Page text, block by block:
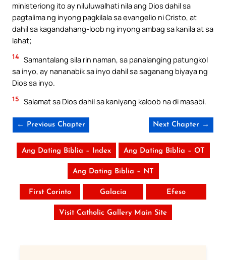
ministeriong ito ay niluluwalhati nila ang Dios dahil sa
pagtalima ng inyong pagkilala sa evangelio ni Cristo, at
dahil sa kagandahang-loob ng inyong ambag sa kanila at sa
lahat;
14 Samantalang sila rin naman, sa panalanging patungkol
sa inyo, ay nananabik sa inyo dahil sa saganang biyaya ng
Dios sa inyo.
15 Salamat sa Dios dahil sa kaniyang kaloob na di masabi.
← Previous Chapter Next Chapter →
Ang Dating Biblia – Index Ang Dating Biblia – OT
Ang Dating Biblia – NT
First Corinto Galacia Efeso
Visit Catholic Gallery Main Site